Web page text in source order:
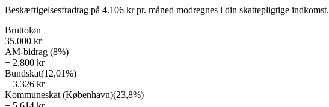
Beskæftigelsesfradrag på 4.106 krpr. måned modregnes i din skattepligtige indkomst.
Bruttoløn
35.000 kr
AM-bidrag (8%)
− 2.800 kr
Bundskat(12,01%)
− 3.326 kr
Kommuneskat (København)(23,8%)